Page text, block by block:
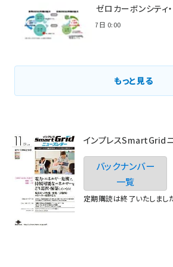
環境省のゼロカーボンシティ
2021年3月7日 0:00
もっと見る
インプレスSmartGrid
バックナンバー
一覧
定期購読は終了いたしまし